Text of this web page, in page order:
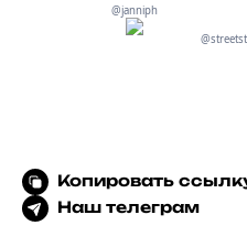
@janniph
Копировать
Наш телеграм